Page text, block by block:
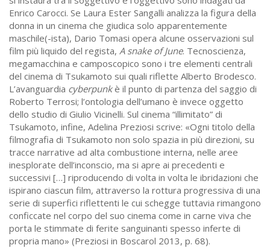
Enrico Carocci. Se Laura Ester Sangalli analizza la figura della
donna in un cinema che giudica solo apparentemente
maschile(-ista), Dario Tomasi opera alcune osservazioni sul
film più liquido del regista, A snake of June. Tecnoscienza,
megamacchina e camposcopico sono i tre elementi centrali
del cinema di Tsukamoto sui quali riflette Alberto Brodesco.
L’avanguardia cyberpunkè il punto di partenza del saggio di
Roberto Terrosi; l’ontologia dell’umano è invece oggetto
dello studio di Giulio Vicinelli. Sul cinema “illimitato” di
Tsukamoto, infine, Adelina Preziosi scrive: «Ogni titolo della
filmografia di Tsukamoto non solo spazia in più direzioni, su
tracce narrative ad alta combustione interna, nelle aree
inesplorate dell’inconscio, ma si apre ai precedenti e
successivi […] riproducendo di volta in volta le ibridazioni che
ispirano ciascun film, attraverso la rottura progressiva di una
serie di superfici riflettenti le cui schegge tuttavia rimangono
conficcate nel corpo del suo cinema come in carne viva che
porta le stimmate di ferite sanguinanti spesso inferte di
propria mano» (Preziosi in Boscarol 2013, p. 68).